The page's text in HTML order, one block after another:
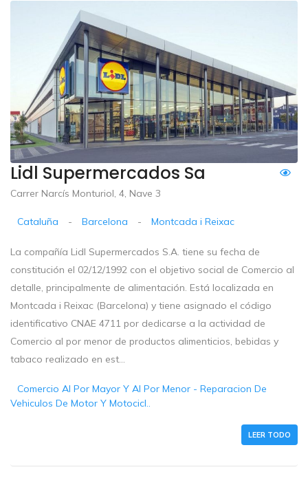
Lidl Supermercados Sa
Carrer Narcís Monturiol, 4, Nave 3
Cataluña - Barcelona - Montcada i Reixac
La compañía Lidl Supermercados S.A. tiene su fecha de
constitución el 02/12/1992 con el objetivo social de Comercio al
detalle, principalmente de alimentación. Está localizada en
Montcada i Reixac (Barcelona) y tiene asignado el código
identificativo CNAE 4711 por dedicarse a la actividad de
Comercio al por menor de productos alimenticios, bebidas y
tabaco realizado en est...
Comercio Al Por Mayor Y Al Por Menor - Reparacion De
Vehiculos De Motor Y Motocicl..
LEER TODO